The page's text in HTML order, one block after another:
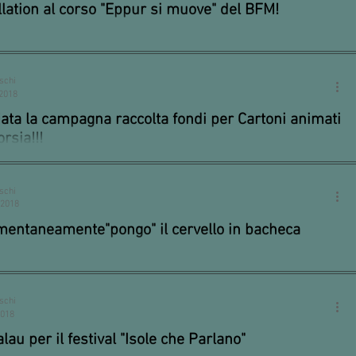
al corso "Eppur si muove" del BFM!
che ci hanno ispirato, da Norman McLaren a Švankmajer. Nel...
la campagna raccolta fondi per Cartoni animati
sera nell'accogliente spazio di Bohem La Stazione di
Avisco ha iniziato la campagna di raccolta fondi per
il...
il cervello in bacheca
per il festival "Isole che Parlano"